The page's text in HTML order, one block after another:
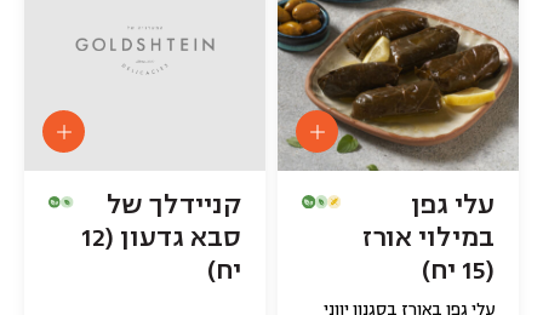
עלי גפן
במילוי אורז
(15 יח)
עלי גפן באורז בסגנון יווני
קניידלך של
סבא גדעון (12
יח)